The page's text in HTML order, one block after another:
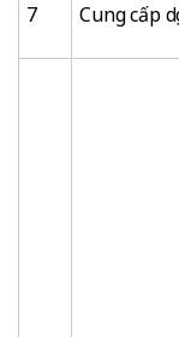
7 Cung cấp